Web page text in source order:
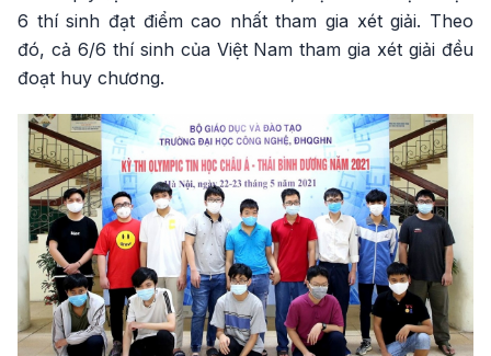
6 thí sinh đạt điểm cao nhất tham gia xét giải. Theo
đó, cả 6/6 thí sinh của Việt Nam tham gia xét giải đều
đoạt huy chương.